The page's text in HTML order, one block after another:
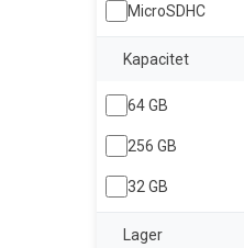
MicroSDHC
Kapacitet
64 GB
256 GB
32 GB
Lager